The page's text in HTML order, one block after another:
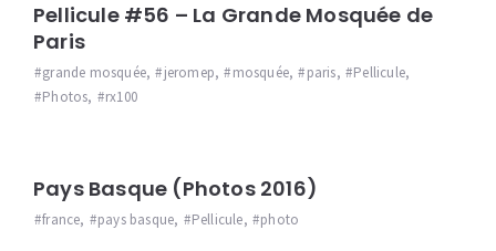
Pellicule #56 – La Grande Mosquée de
Paris
grande mosquée, jeromep, mosquée, paris, Pellicule,
Photos, rx100
Pays Basque (Photos 2016)
france, pays basque, Pellicule, photo